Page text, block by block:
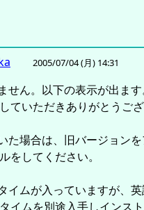
2005/07/04 (月) 14:31
せん。以下の表示が出ま
ていただきありがとうご
た場合は、旧バージョン
をしてください。
イムが入っていますが、
イムを別途入手しインス